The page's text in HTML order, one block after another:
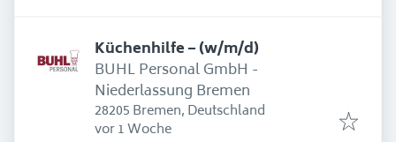
Küchenhilfe – (w/m/d)
BUHL Personal GmbH -
Niederlassung Bremen
28205 Bremen, Deutschland
Erschienen:
vor 1 Woche